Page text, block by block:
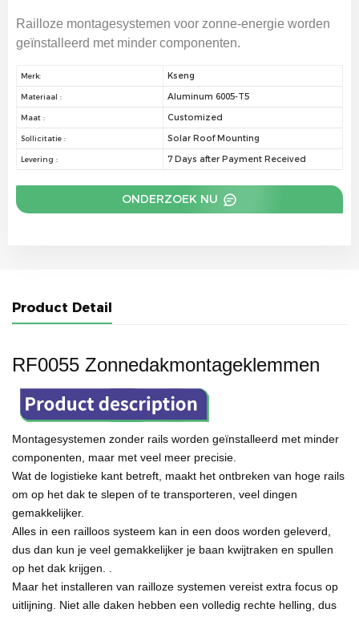
Railloze montagesystemen voor zonne-energie worden
geïnstalleerd met minder componenten.
Merk: Kseng
Materiaal : Aluminum 6005-T5
Maat : Customized
Sollicitatie : Solar Roof Mounting
Levering : 7 Days after Payment Received
ONDERZOEK NU
Product Detail
RF0055 Zonnedakmontageklemmen
Montagesystemen zonder rails worden geïnstalleerd met minder
componenten, maar met veel meer precisie.
Wat de logistieke kant betreft, maakt het ontbreken van hoge rails
om op het dak te slepen of te transporteren, veel dingen
gemakkelijker.
Alles in een railloos systeem kan in een doos worden geleverd,
dus dan kun je veel gemakkelijker je baan kwijtraken en spullen
op het dak krijgen. .
Maar het installeren van railloze systemen vereist extra focus op
uitlijning. Niet alle daken hebben een volledig rechte helling, dus